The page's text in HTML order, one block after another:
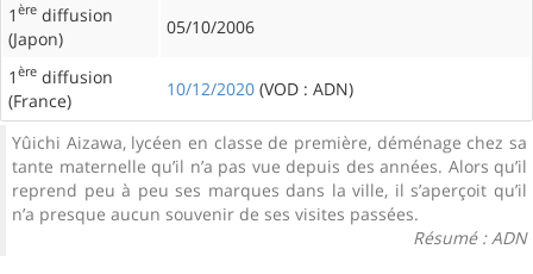
1 ère diffusion
(Japon)
05/10/2006
1 ère diffusion
(France)
10/12/2020 (VOD : ADN)
Yûichi Aizawa, lycéen en classe de première, déménage chez sa
tante maternelle qu’il n’a pas vue depuis des années. Alors qu’il
reprend peu à peu ses marques dans la ville, il s’aperçoit qu’il
n’a presque aucun souvenir de ses visites passées.
Résumé : ADN